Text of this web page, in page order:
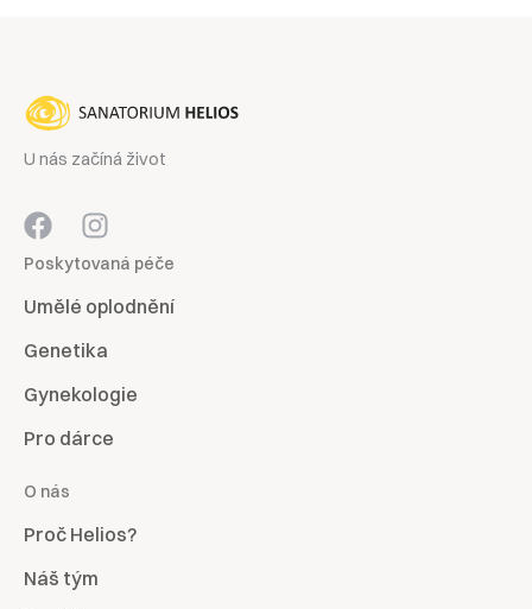
U nás začíná život
Poskytovaná péče
Umělé oplodnění
Genetika
Gynekologie
Pro dárce
O nás
Proč Helios?
Náš tým